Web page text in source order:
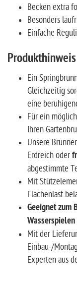
Becken extra
Besonders
Einfache
Produkthinweis
Ein
Gleichzeitig
eine
Für ein
Ihren
Unsere
Erdreich oder
abgestimmte
Mit
Flächenlast
Geeignet zum
Mit der
Einbau-/
Experten aus